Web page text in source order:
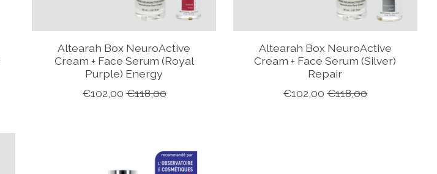
Altearah Box NeuroActive
Cream + Face Serum (Royal
Purple) Energy
€102,00 €118,00
Altearah Box NeuroActive
Cream + Face Serum (Silver)
Repair
€102,00 €118,00